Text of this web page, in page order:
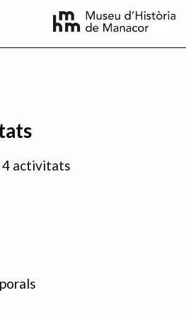
4 activitats